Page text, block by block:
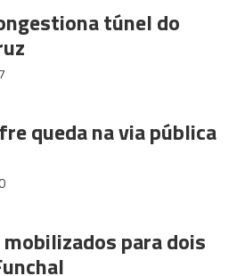
túnel do
queda na via pública
para dois